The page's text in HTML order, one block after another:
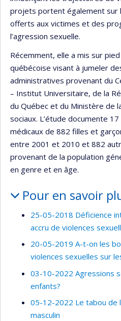
projets portent également sur
offerts aux victimes et des
l’agression sexuelle.
Récemment, elle a mis sur
québécoise visant à jumeler
administratives provenant du
– Institut Universitaire, de la
du Québec et du Ministère de
sociaux. L’étude documente
médicaux de 882 filles et
entre 2001 et 2010 et 882
provenant de la population
en genre et en âge.
Pour en savoir
25-05-2018 Déficience
accru de violences
20-05-2019 A-t-on les
violences sexuelles sur
03-10-2022 Agressions
enfants?
05-12-2022 Le tabou de
masculin